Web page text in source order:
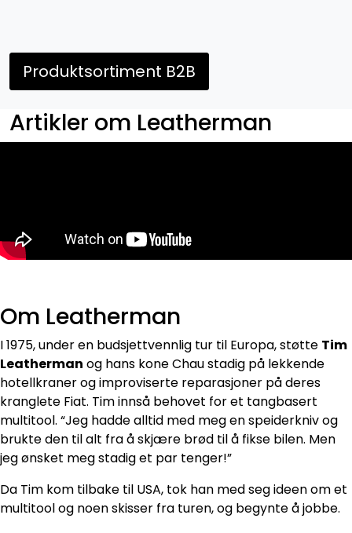
Produktsortiment B2B
Artikler om Leatherman
Om Leatherman
I 1975, under en budsjettvennlig tur til Europa, støtte Tim
Leatherman og hans kone Chau stadig på lekkende
hotellkraner og improviserte reparasjoner på deres
kranglete Fiat. Tim innså behovet for et tangbasert
multitool. “Jeg hadde alltid med meg en speiderkniv og
brukte den til alt fra å skjære brød til å fikse bilen. Men
jeg ønsket meg stadig et par tenger!”
Da Tim kom tilbake til USA, tok han med seg ideen om et
multitool og noen skisser fra turen, og begynte å jobbe.